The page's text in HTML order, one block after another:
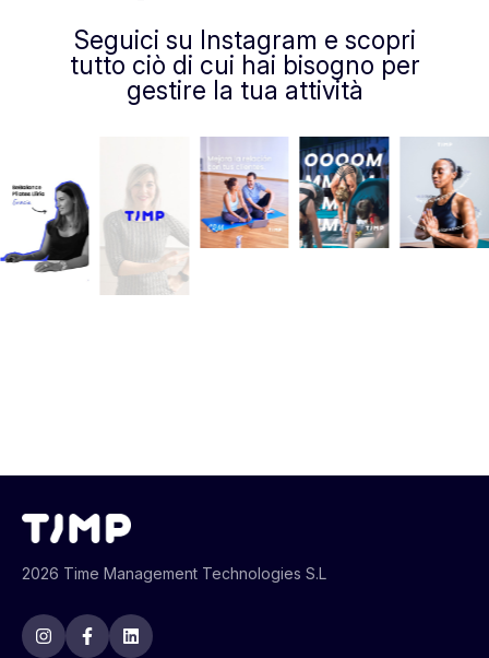
Seguici su Instagram e scopri
tutto ciò di cui hai bisogno per
gestire la tua attività
2026 Time Management Technologies S.L